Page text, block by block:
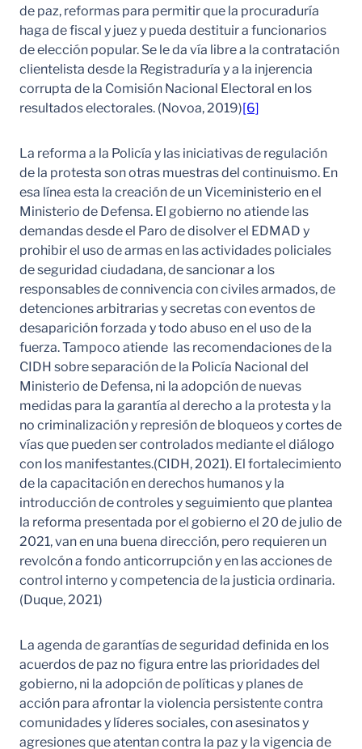
de paz, reformas para permitir que la procuraduría
haga de fiscal y juez y pueda destituir a funcionarios
de elección popular. Se le da vía libre a la contratación
clientelista desde la Registraduría y a la injerencia
corrupta de la Comisión Nacional Electoral en los
resultados electorales. (Novoa, 2019)[6]
La reforma a la Policía y las iniciativas de regulación
de la protesta son otras muestras del continuismo. En
esa línea esta la creación de un Viceministerio en el
Ministerio de Defensa. El gobierno no atiende las
demandas desde el Paro de disolver el EDMAD y
prohibir el uso de armas en las actividades policiales
de seguridad ciudadana, de sancionar a los
responsables de connivencia con civiles armados, de
detenciones arbitrarias y secretas con eventos de
desaparición forzada y todo abuso en el uso de la
fuerza. Tampoco atiende las recomendaciones de la
CIDH sobre separación de la Policía Nacional del
Ministerio de Defensa, ni la adopción de nuevas
medidas para la garantía al derecho a la protesta y la
no criminalización y represión de bloqueos y cortes de
vías que pueden ser controlados mediante el diálogo
con los manifestantes.(CIDH, 2021). El fortalecimiento
de la capacitación en derechos humanos y la
introducción de controles y seguimiento que plantea
la reforma presentada por el gobierno el 20 de julio de
2021, van en una buena dirección, pero requieren un
revolcón a fondo anticorrupción y en las acciones de
control interno y competencia de la justicia ordinaria.
(Duque, 2021)
La agenda de garantías de seguridad definida en los
acuerdos de paz no figura entre las prioridades del
gobierno, ni la adopción de políticas y planes de
acción para afrontar la violencia persistente contra
comunidades y líderes sociales, con asesinatos y
agresiones que atentan contra la paz y la vigencia de